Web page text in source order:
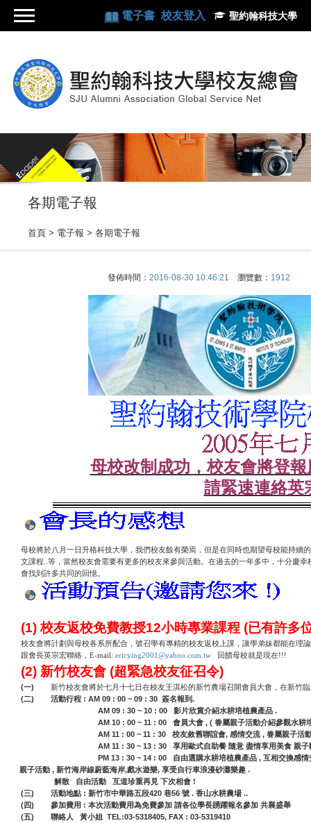
電子書 校友登入 聖約翰科技大學
各期電子報
首頁 > 電子報 > 各期電子報
發佈時間： 2016-08-30 10:46:21 瀏覽數： 1912
母校改制成功，校友會將登
請緊速連絡英
母校將於八月一日升格科技大學，我們校友餘有榮焉，但是在同時也期望母校能持
文課程
等，當然校友會需要有更多的校友來參與活動。在過去的一年多中，十分慶
會找到許多共同的回憶。
(1)校友返校免費教授12小時專業課程 (已有許多
校友會將計劃與母校各系所配合，號召學有專精的校友返校上課，讓學弟妹都能在
跟會長英宗宏聯絡， E-mail: ericying2001@yahoo.com.tw 回饋母校就是現在!!!
(2) 新竹校友會 (超緊急校友征召令)
(一) 新竹校友會將於七月十七日在校友王淇松的新竹農場召開會員大會，在新竹
(二) 活動行程 : AM 09 : 00 ~ 09 : 30 簽名報到.
AM 09 : 30 ~ 10 : 00
影片欣賞介紹水耕培植農產品 .
AM 10 : 00 ~ 11 : 00
會員大會 , (眷屬親子活動介紹參觀水耕
AM 11 : 00 ~ 11 : 30 校友敘舊聯誼會,感情交流 ,眷屬親子活
AM 11 : 30 ~ 13 : 30 享用歐式自助餐 隨意 盡情享用美食 親子
PM 13 : 30 ~ 14 : 00 自由選購水耕培植農產品 ,互相交換感情
子活動, 新竹海岸線蔚藍海岸,戲水遊樂, 享受自行車浪漫砂灘樂趣.
解散 自由活動 互道珍重再見 下次相會 !
(三)
活動地點 : 新竹市中華路五段420 巷56 號 . 香山水耕農場 ..
(四)
參加費用 : 本次活動費用為免費參加 請各位學長踴躍報名參加 共襄盛舉
(五) 聯絡人 黃小姐
TEL:03-5318405, FAX : 03-5319410